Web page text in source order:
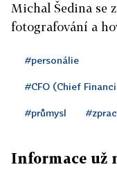
Michal Šedina se
fotografování a
#personálie
#CFO (Chief
#průmysl
Informace už